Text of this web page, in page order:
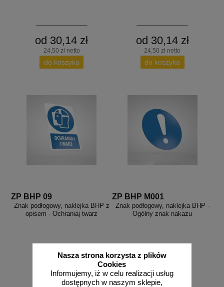
Nasza strona korzysta z plików
Cookies
Informujemy, iż w celu realizacji usług
dostępnych w naszym sklepie,
od 30,14 zł
24,50 zł netto
do koszyka
od 30,14 zł
24,50 zł netto
do koszyka
ZP BHP 09
Znak podłogowy, naklejka BHP z
opisem - Ochraniaj twarz
od 27,68 zł
22,50 zł netto
ZP BHP M001
Znak podłogowy, naklejka BHP -
Ogólny znak nakazu
od 30,14 zł
24,50 zł netto